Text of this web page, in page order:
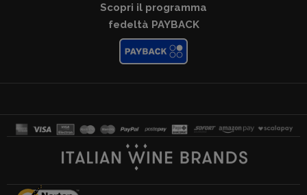
Scopri il programma
fedeltà PAYBACK